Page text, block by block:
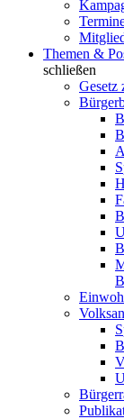
Themen &
schließen
Gesetz